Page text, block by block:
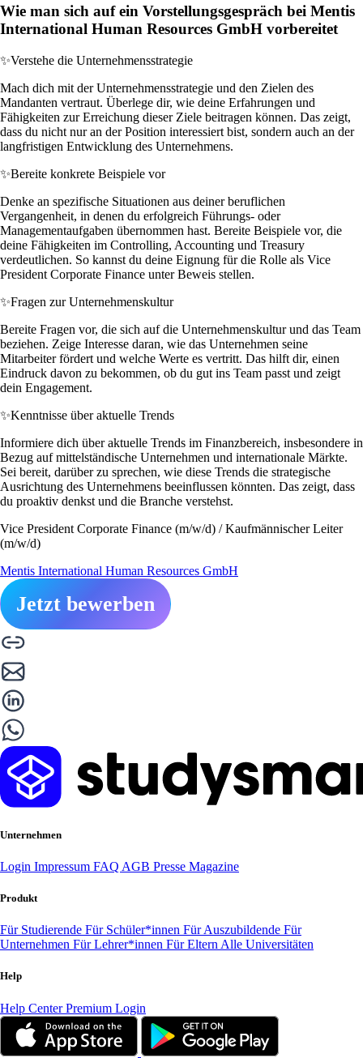
Wie man sich auf ein Vorstellungsgespräch bei Mentis
International Human Resources GmbH vorbereitet
✨Verstehe die Unternehmensstrategie
Mach dich mit der Unternehmensstrategie und den Zielen des
Mandanten vertraut. Überlege dir, wie deine Erfahrungen und
Fähigkeiten zur Erreichung dieser Ziele beitragen können. Das zeigt,
dass du nicht nur an der Position interessiert bist, sondern auch an der
langfristigen Entwicklung des Unternehmens.
✨Bereite konkrete Beispiele vor
Denke an spezifische Situationen aus deiner beruflichen
Vergangenheit, in denen du erfolgreich Führungs- oder
Managementaufgaben übernommen hast. Bereite Beispiele vor, die
deine Fähigkeiten im Controlling, Accounting und Treasury
verdeutlichen. So kannst du deine Eignung für die Rolle als Vice
President Corporate Finance unter Beweis stellen.
✨Fragen zur Unternehmenskultur
Bereite Fragen vor, die sich auf die Unternehmenskultur und das Team
beziehen. Zeige Interesse daran, wie das Unternehmen seine
Mitarbeiter fördert und welche Werte es vertritt. Das hilft dir, einen
Eindruck davon zu bekommen, ob du gut ins Team passt und zeigt
dein Engagement.
✨Kenntnisse über aktuelle Trends
Informiere dich über aktuelle Trends im Finanzbereich, insbesondere in
Bezug auf mittelständische Unternehmen und internationale Märkte.
Sei bereit, darüber zu sprechen, wie diese Trends die strategische
Ausrichtung des Unternehmens beeinflussen könnten. Das zeigt, dass
du proaktiv denkst und die Branche verstehst.
Vice President Corporate Finance (m/w/d) / Kaufmännischer Leiter
(m/w/d)
Mentis International Human Resources GmbH
Jetzt bewerben
Unternehmen
Login Impressum FAQ AGB Presse Magazine
Produkt
Für Studierende Für Schüler*innen Für Auszubildende Für
Unternehmen Für Lehrer*innen Für Eltern Alle Universitäten
Help
Help CenterPremium Login